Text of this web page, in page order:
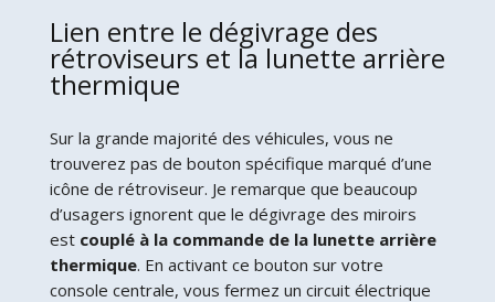
Lien entre le dégivrage des
rétroviseurs et la lunette arrière
thermique
Sur la grande majorité des véhicules, vous ne
trouverez pas de bouton spécifique marqué d’une
icône de rétroviseur. Je remarque que beaucoup
d’usagers ignorent que le dégivrage des miroirs
est couplé à la commande de la lunette arrière
thermique. En activant ce bouton sur votre
console centrale, vous fermez un circuit électrique